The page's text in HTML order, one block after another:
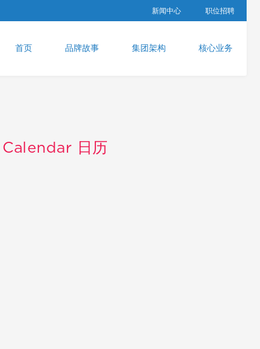
首页 品牌故事 集团架构 核心业务
新闻中心 职位招聘
Calendar 日历